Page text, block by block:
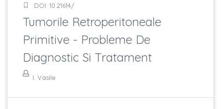
DOI: 10.21614/
Tumorile Retroperitoneale
Primitive - Probleme De
Diagnostic Si Tratament
I. Vasile